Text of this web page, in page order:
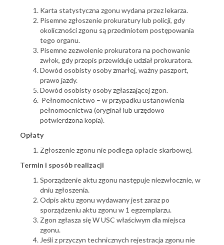
Karta statystyczna zgonu wydana przez lekarza.
Pisemne zgłoszenie prokuratury lub policji, gdy
okoliczności zgonu są przedmiotem postępowania
tego organu.
Pisemne zezwolenie prokuratora na pochowanie
zwłok, gdy przepis przewiduje udział prokuratora.
Dowód osobisty osoby zmarłej, ważny paszport,
prawo jazdy.
Dowód osobisty osoby zgłaszającej zgon.
Pełnomocnictwo – w przypadku ustanowienia
pełnomocnictwa (oryginał lub urzędowo
potwierdzona kopia).
Opłaty
Zgłoszenie zgonu nie podlega opłacie skarbowej.
Termin i sposób realizacji
Sporządzenie aktu zgonu następuje niezwłocznie, w
dniu zgłoszenia.
Odpis aktu zgonu wydawany jest zaraz po
sporządzeniu aktu zgonu w 1 egzemplarzu.
Zgon zgłasza się W USC właściwym dla miejsca
zgonu.
Jeśli z przyczyn technicznych rejestracja zgonu nie